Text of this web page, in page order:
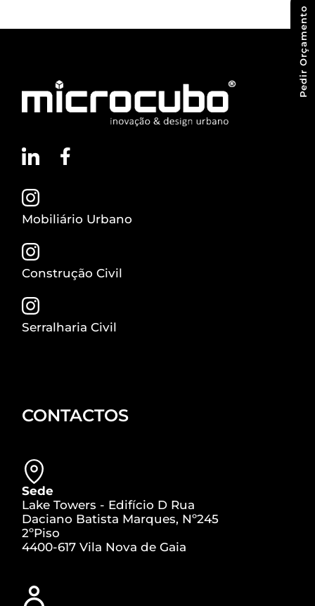
Mobiliário Urbano
Construção Civil
Serralharia Civil
CONTACTOS
Sede
Lake Towers - Edifício D Rua
Daciano Batista Marques, Nº245
2ºPiso
4400-617 Vila Nova de Gaia
Pedir Orçamento